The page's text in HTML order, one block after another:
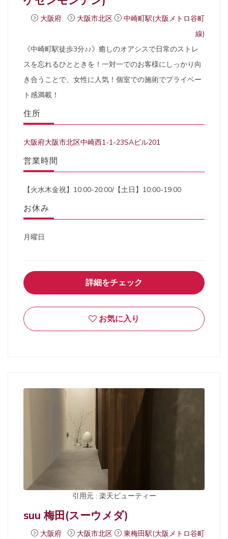
大阪府 大阪市北区
中崎町駅(大阪メトロ谷町
線)
《中崎町駅徒歩3分♪♪》癒しのオアシスで日常のストレ
スを忘れるひとときを！一対一でのお客様にしっかり向
き合うことで、女性に人気！個室での施術でプライベー
ト感満載！
住所
大阪府大阪市北区中崎西1-1-23SAビル201
営業時間
【火水木金祝】10:00-20:00/【土日】10:00-19:00
お休み
月曜日
詳細をチェック
お気に入り
引用元 : 楽天ビューティー
suu 梅田(スーウメダ)
大阪府 大阪市北区
東梅田駅(大阪メトロ谷町